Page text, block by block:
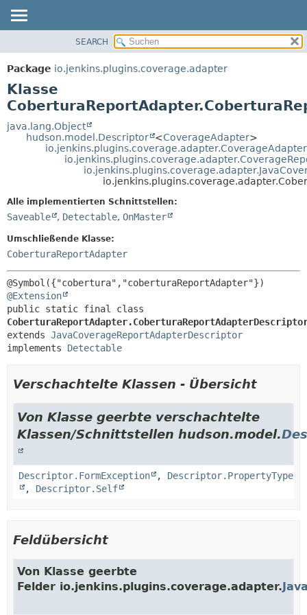
PACKAGE
KLASSE
VERWENDUNG
BAUM
VERALTET
DETAILS:
FELD
KONSTRUKTOR
SEARCH
Package io.jenkins.plugins.coverage.adapter
Klasse
java.lang.Object
hudson.model.Descriptor
<CoverageAdapter>
Alle implementierten Schnittstellen:
Saveable , Detectable, OnMaster
Umschließende Klasse:
CoberturaReportAdapter
@Extension
extends JavaCoverageReportAdapterDescriptor
implements Detectable
Verschachtelte Klassen - Übersicht
Von Klasse geerbte verschachtelte
Klassen/Schnittstellen hudson.model.
Descriptor.FormException , Descriptor.PropertyType
, Descriptor.Self
Feldübersicht
Von Klasse geerbte
Felder io.jenkins.plugins.coverage.adapter.